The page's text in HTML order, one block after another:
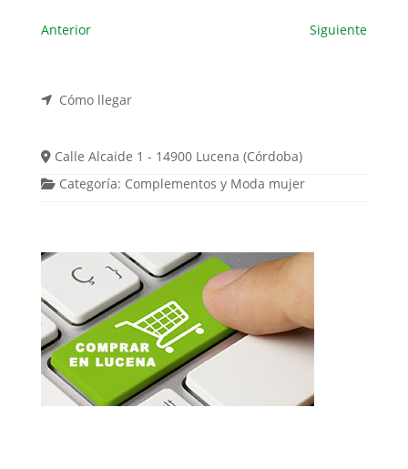
Anterior Siguiente
Cómo llegar
Calle Alcaide 1 - 14900 Lucena (Córdoba)
Categoría: Complementos y Moda mujer